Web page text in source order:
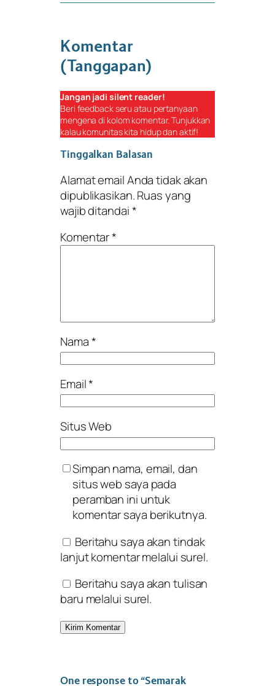
Komentar
(Tanggapan)
Jangan jadi silent reader!
Beri feedbackseru atau pertanyaan
mengena di kolom komentar. Tunjukkan
kalau komunitas kita hidup dan aktif!
Tinggalkan Balasan
Alamat email Anda tidak akan
dipublikasikan.Ruas yang
wajib ditandai*
Komentar*
Nama*
Email*
Situs Web
Simpan nama, email, dan
situs web saya pada
peramban ini untuk
komentar saya berikutnya.
Beritahu saya akan tindak
lanjut komentar melalui surel.
Beritahu saya akan tulisan
baru melalui surel.
One response to “Semarak